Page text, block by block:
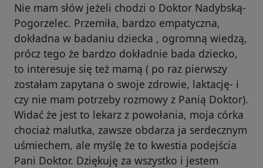
Nie mam słów jeżeli chodzi o Doktor Nadybską-
Pogorzelec. Przemiła, bardzo empatyczna,
dokładna w badaniu dziecka , ogromną wiedzą,
prócz tego że bardzo dokładnie bada dziecko,
to interesuje się też mamą ( po raz pierwszy
zostałam zapytana o swoje zdrowie, laktację- i
czy nie mam potrzeby rozmowy z Panią Doktor).
Widać że jest to lekarz z powołania, moja córka
chociaż malutka, zawsze obdarza ja serdecznym
uśmiechem, ale myślę że to kwestia podejścia
Pani Doktor. Dziękuję za wszystko i jestem